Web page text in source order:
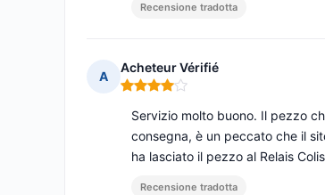
Recensione tradotta
A
Acheteur Vérifié
Nota: 4 su 5
Servizio molto buono. Il pezzo
consegna, è un peccato che il
ha lasciato il pezzo al Relais
Recensione tradotta